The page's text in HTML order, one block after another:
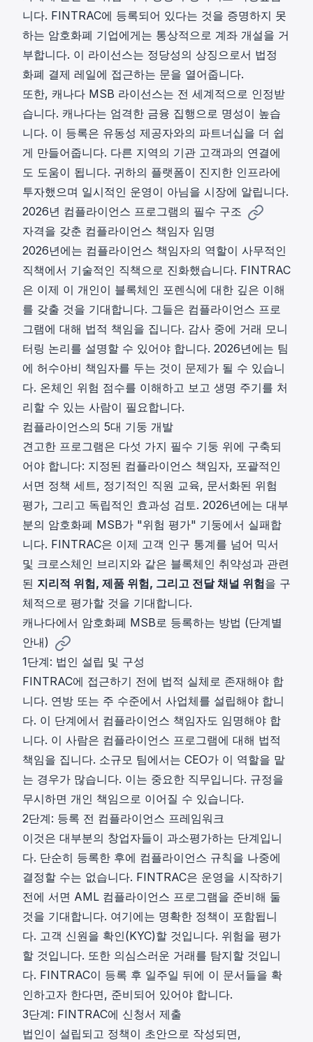
니다. FINTRAC에 등록되어 있다는 것을 증명하지 못
하는 암호화폐 기업에게는 통상적으로 계좌 개설을 거
부합니다. 이 라이선스는 정당성의 상징으로서 법정
화폐 결제 레일에 접근하는 문을 열어줍니다.
또한, 캐나다 MSB 라이선스는 전 세계적으로 인정받
습니다. 캐나다는 엄격한 금융 집행으로 명성이 높습
니다. 이 등록은 유동성 제공자와의 파트너십을 더 쉽
게 만들어줍니다. 다른 지역의 기관 고객과의 연결에
도 도움이 됩니다. 귀하의 플랫폼이 진지한 인프라에
투자했으며 일시적인 운영이 아님을 시장에 알립니다.
2026년 컴플라이언스 프로그램의 필수 구조
자격을 갖춘 컴플라이언스 책임자 임명
2026년에는 컴플라이언스 책임자의 역할이 사무적인
직책에서 기술적인 직책으로 진화했습니다. FINTRAC
은 이제 이 개인이 블록체인 포렌식에 대한 깊은 이해
를 갖출 것을 기대합니다. 그들은 컴플라이언스 프로
그램에 대해 법적 책임을 집니다. 감사 중에 거래 모니
터링 논리를 설명할 수 있어야 합니다. 2026년에는 팀
에 허수아비 책임자를 두는 것이 문제가 될 수 있습니
다. 온체인 위험 점수를 이해하고 보고 생명 주기를 처
리할 수 있는 사람이 필요합니다.
컴플라이언스의 5대 기둥 개발
견고한 프로그램은 다섯 가지 필수 기둥 위에 구축되
어야 합니다: 지정된 컴플라이언스 책임자, 포괄적인
서면 정책 세트, 정기적인 직원 교육, 문서화된 위험
평가, 그리고 독립적인 효과성 검토. 2026년에는 대부
분의 암호화폐 MSB가 "위험 평가" 기둥에서 실패합
니다. FINTRAC은 이제 고객 인구 통계를 넘어 믹서
및 크로스체인 브리지와 같은 블록체인 취약성과 관련
된 지리적 위험, 제품 위험, 그리고 전달 채널 위험을 구
체적으로 평가할 것을 기대합니다.
캐나다에서 암호화폐 MSB로 등록하는 방법 (단계별
안내)
1단계: 법인 설립 및 구성
FINTRAC에 접근하기 전에 법적 실체로 존재해야 합
니다. 연방 또는 주 수준에서 사업체를 설립해야 합니
다. 이 단계에서 컴플라이언스 책임자도 임명해야 합
니다. 이 사람은 컴플라이언스 프로그램에 대해 법적
책임을 집니다. 소규모 팀에서는 CEO가 이 역할을 맡
는 경우가 많습니다. 이는 중요한 직무입니다. 규정을
무시하면 개인 책임으로 이어질 수 있습니다.
2단계: 등록 전 컴플라이언스 프레임워크
이것은 대부분의 창업자들이 과소평가하는 단계입니
다. 단순히 등록한 후에 컴플라이언스 규칙을 나중에
결정할 수는 없습니다. FINTRAC은 운영을 시작하기
전에 서면 AML 컴플라이언스 프로그램을 준비해 둘
것을 기대합니다. 여기에는 명확한 정책이 포함됩니
다. 고객 신원을 확인(KYC)할 것입니다. 위험을 평가
할 것입니다. 또한 의심스러운 거래를 탐지할 것입니
다. FINTRAC이 등록 후 일주일 뒤에 이 문서들을 확
인하고자 한다면, 준비되어 있어야 합니다.
3단계: FINTRAC에 신청서 제출
법인이 설립되고 정책이 초안으로 작성되면,